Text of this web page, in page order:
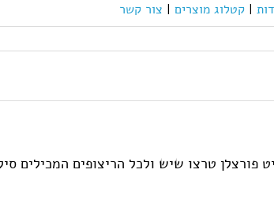
| קטלוג מוצרים | צור קשר
פורצלן טרצו שיש ולכל הריצופים המכילים